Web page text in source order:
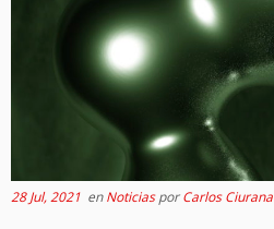
28 Jul, 2021 enNoticiasporCarlos Ciurana